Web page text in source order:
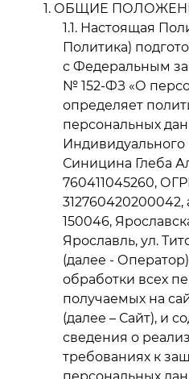
ОБЩИЕ
Настоящая
Политика)
с Федеральным
№ 152-ФЗ «О
определяет
персональных
Синицина Глеба
760411045260,
312760420200042,
150046,
Ярославль, ул.
(далее -
обработки всех
получаемых на
(далее – Сайт), и
сведения о
требованиях к